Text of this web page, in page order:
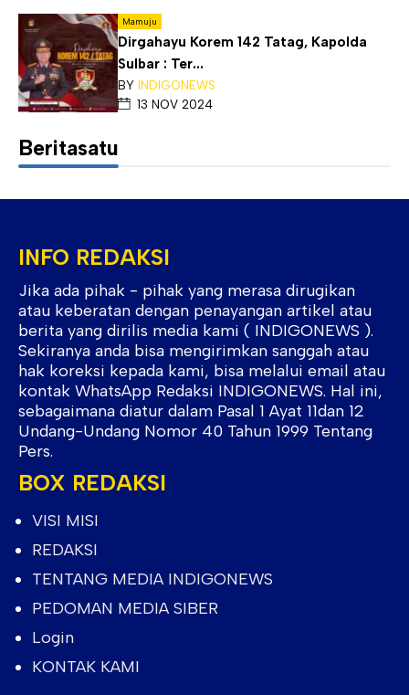
Mamuju
Dirgahayu Korem 142 Tatag, Kapolda
Sulbar : Ter...
BY INDIGONEWS
13 NOV 2024
Beritasatu
INFO REDAKSI
Jika ada pihak - pihak yang merasa dirugikan
atau keberatan dengan penayangan artikel atau
berita yang dirilis media kami ( INDIGONEWS ).
Sekiranya anda bisa mengirimkan sanggah atau
hak koreksi kepada kami, bisa melalui email atau
kontak WhatsApp Redaksi INDIGONEWS. Hal ini,
sebagaimana diatur dalam Pasal 1 Ayat 11dan 12
Undang-Undang Nomor 40 Tahun 1999 Tentang
Pers.
BOX REDAKSI
VISI MISI
REDAKSI
TENTANG MEDIA INDIGONEWS
PEDOMAN MEDIA SIBER
Login
KONTAK KAMI